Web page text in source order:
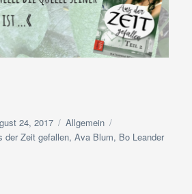
Tag 24 | Mein
24, 2017 Kategorien
Allgemein
der Zeit gefallen,Ava Blum, Bo Leander